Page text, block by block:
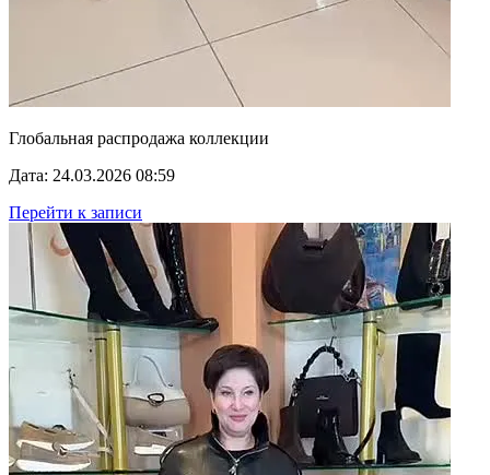
Глобальная распродажа коллекции
Дата: 24.03.2026 08:59
Перейти к записи